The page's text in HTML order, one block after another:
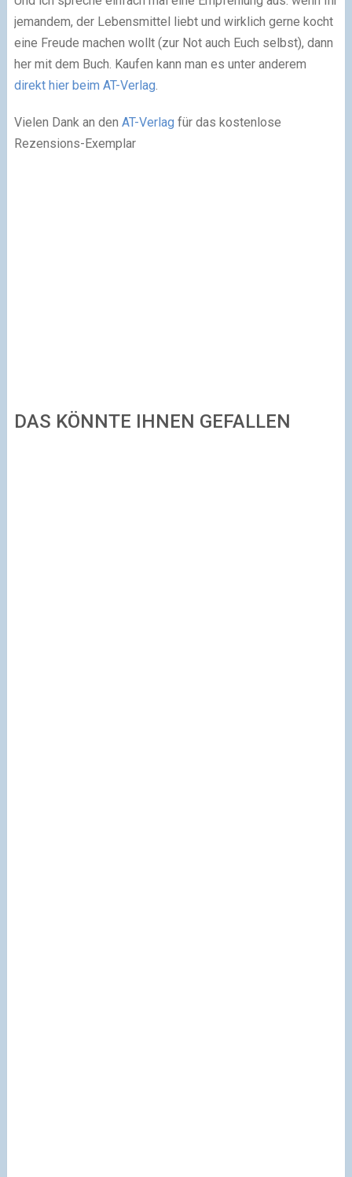
jemandem, der Lebensmittel liebt und wirklich gerne kocht
eine Freude machen wollt (zur Not auch Euch selbst), dann
her mit dem Buch. Kaufen kann man es unter anderem
direkt hier beim AT-Verlag.
Vielen Dank an den AT-Verlag für das kostenlose
Rezensions-Exemplar
DAS KÖNNTE IHNEN GEFALLEN